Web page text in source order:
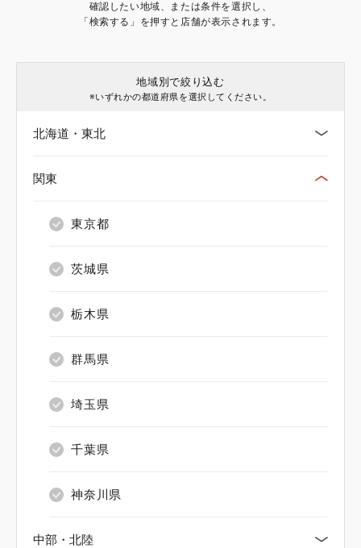
確認したい地域、または条件を選択し、
「検索する」を押すと店舗が表示されます。
地域別で絞り込む
※いずれかの都道府県を選択してください。
北海道・東北
青森県
岩手県
宮城県
秋田県
山形県
福島県
関東
東京都
茨城県
栃木県
群馬県
埼玉県
千葉県
神奈川県
中部・北陸